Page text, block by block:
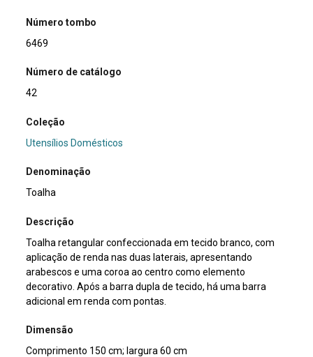
Número tombo
6469
Número de catálogo
42
Coleção
Utensílios Domésticos
Denominação
Toalha
Descrição
Toalha retangular confeccionada em tecido branco, com
aplicação de renda nas duas laterais, apresentando
arabescos e uma coroa ao centro como elemento
decorativo. Após a barra dupla de tecido, há uma barra
adicional em renda com pontas.
Dimensão
Comprimento 150 cm; largura 60 cm